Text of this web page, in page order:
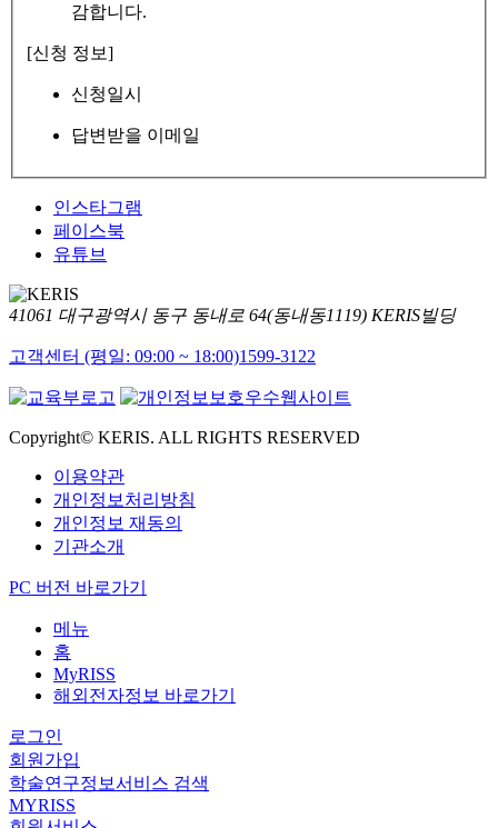
감합니다.
[신청 정보]
신청일시
답변받을 이메일
인스타그램
페이스북
유튜브
41061 대구광역시 동구 동내로 64(동내동1119) KERIS빌딩
고객센터 (평일: 09:00 ~ 18:00)1599-3122
Copyright© KERIS. ALL RIGHTS RESERVED
이용약관
개인정보처리방침
개인정보 재동의
기관소개
PC 버전 바로가기
메뉴
홈
MyRISS
해외전자정보 바로가기
로그인
회원가입
학술연구정보서비스 검색
MYRISS